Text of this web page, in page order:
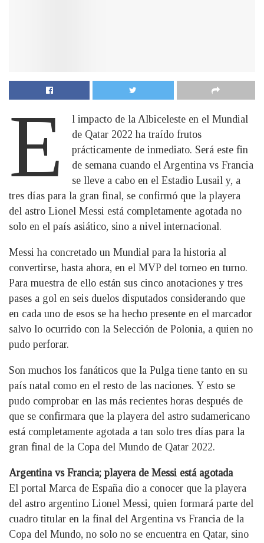
E
l impacto de la Albiceleste en el Mundial
de Qatar 2022 ha traído frutos
prácticamente de inmediato. Será este fin
de semana cuando el Argentina vs Francia
se lleve a cabo en el Estadio Lusail y, a
tres días para la gran final, se confirmó que la playera
del astro Lionel Messi está completamente agotada no
solo en el país asiático, sino a nivel internacional.
Messi ha concretado un Mundial para la historia al
convertirse, hasta ahora, en el MVP del torneo en turno.
Para muestra de ello están sus cinco anotaciones y tres
pases a gol en seis duelos disputados considerando que
en cada uno de esos se ha hecho presente en el marcador
salvo lo ocurrido con la Selección de Polonia, a quien no
pudo perforar.
Son muchos los fanáticos que la Pulga tiene tanto en su
país natal como en el resto de las naciones. Y esto se
pudo comprobar en las más recientes horas después de
que se confirmara que la playera del astro sudamericano
está completamente agotada a tan solo tres días para la
gran final de la Copa del Mundo de Qatar 2022.
Argentina vs Francia; playera de Messi está agotada
El portal Marca de España dio a conocer que la playera
del astro argentino Lionel Messi, quien formará parte del
cuadro titular en la final del Argentina vs Francia de la
Copa del Mundo, no solo no se encuentra en Qatar, sino